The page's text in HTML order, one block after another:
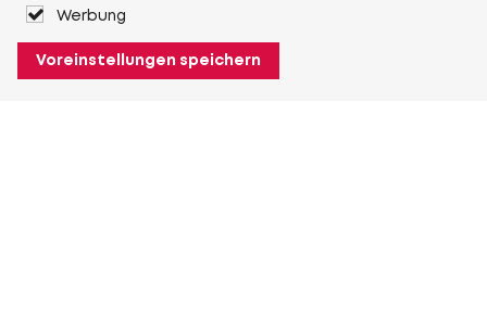
Werbung
Voreinstellungen speichern